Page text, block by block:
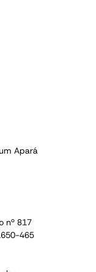
Apará
nº 817
465